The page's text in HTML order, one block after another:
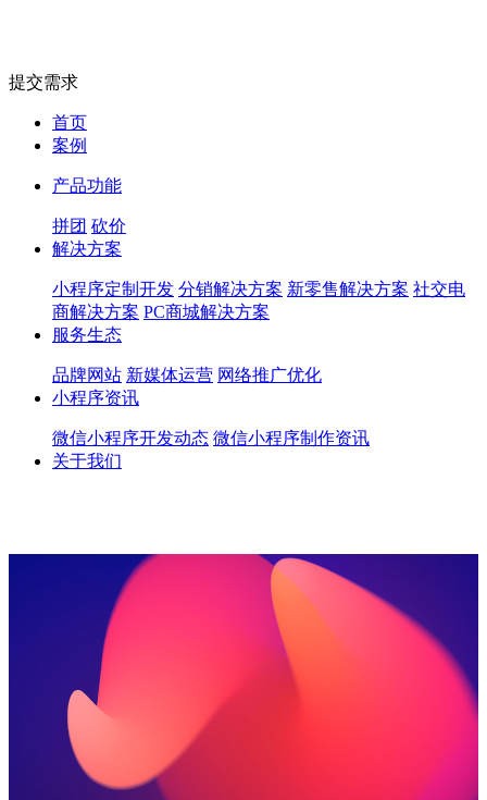
提交需求
首页
案例
产品功能
拼团 砍价
解决方案
小程序定制开发 分销解决方案 新零售解决方案 社交电
商解决方案 PC商城解决方案
服务生态
品牌网站 新媒体运营 网络推广优化
小程序资讯
微信小程序开发动态 微信小程序制作资讯
关于我们